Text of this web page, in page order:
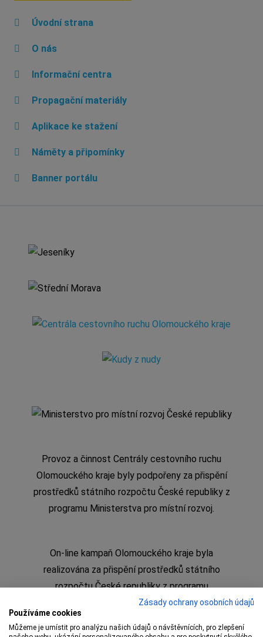
Úvodní strana
O nás
Informační centra
Propagační materiály
Aplikace ke stažení
Náměty a připomínky
Banner portálu
Provoz a činnost Centrály cestovního ruchu
Olomouckého kraje byly podpořeny za přispění
prostředků státního rozpočtu České republiky z
programu Ministerstva pro místní rozvoj.
On-line kampaň Olomouckého kraje byla
realizována za přispění prostředků státního
rozpočtu České republiky z programu
Ministerstva pro místní rozvojZásady ochrany osobních údajů
Používáme cookies
Můžeme je umístit pro analýzu našich údajů o návštěvnících, pro zlepšení